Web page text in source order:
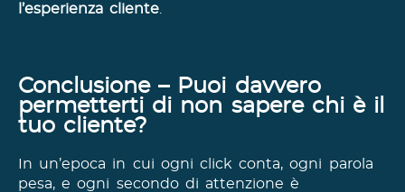
l’esperienza cliente
Conclusione – Puoi davvero
permetterti di non sapere chi è il
tuo cliente?
In un’epoca in cui ogni click conta, ogni parola
pesa, e ogni secondo di attenzione è